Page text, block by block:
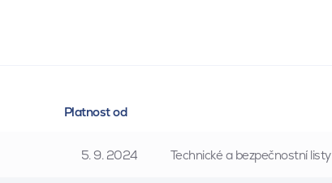
Platnost od
5. 9. 2024 Technické a bezpečnostní listy